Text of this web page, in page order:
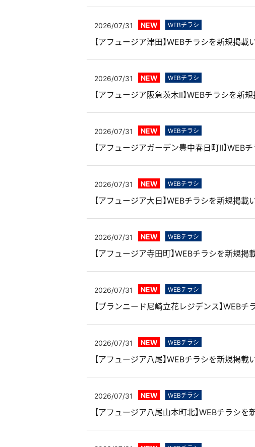
2026/07/31 NEW WEBチラシ
【アフュージア津田】WEBチラシを新規掲載
2026/07/31 NEW WEBチラシ
【アフュージア阪急茨木II】WEBチラシを新
2026/07/31 NEW WEBチラシ
【アフュージアガーデン豊中春日町II】WEB
2026/07/31 NEW WEBチラシ
【アフュージア大日】WEBチラシを新規掲載
2026/07/31 NEW WEBチラシ
【アフュージア寺田町】WEBチラシを新規掲
2026/07/31 NEW WEBチラシ
【ブランニード尼崎立花レジデンス】WEBチ
2026/07/31 NEW WEBチラシ
【アフュージア八尾】WEBチラシを新規掲載
2026/07/31 NEW WEBチラシ
【アフュージア八尾山本町北】WEBチラシを